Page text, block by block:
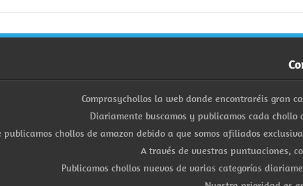
Comprasychollos la web donde encontraréis gran
Diariamente buscamos y publicamos cada
publicamos chollos de amazon debido a que somos afiliados
A través de vuestras puntuaciones,
Publicamos chollos nuevos de varias categorías